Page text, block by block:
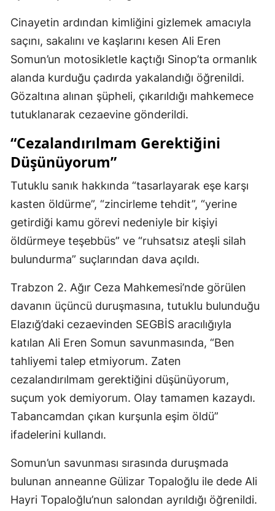
Cinayetin ardından kimliğini gizlemek amacıyla
saçını, sakalını ve kaşlarını kesen Ali Eren
Somun’un motosikletle kaçtığı Sinop’ta ormanlık
alanda kurduğu çadırda yakalandığı öğrenildi.
Gözaltına alınan şüpheli, çıkarıldığı mahkemece
tutuklanarak cezaevine gönderildi.
“Cezalandırılmam Gerektiğini
Düşünüyorum”
Tutuklu sanık hakkında “tasarlayarak eşe karşı
kasten öldürme”, “zincirleme tehdit”, “yerine
getirdiği kamu görevi nedeniyle bir kişiyi
öldürmeye teşebbüs” ve “ruhsatsız ateşli silah
bulundurma” suçlarından dava açıldı.
Trabzon 2. Ağır Ceza Mahkemesi’nde görülen
davanın üçüncü duruşmasına, tutuklu bulunduğu
Elazığ’daki cezaevinden SEGBİS aracılığıyla
katılan Ali Eren Somun savunmasında, “Ben
tahliyemi talep etmiyorum. Zaten
cezalandırılmam gerektiğini düşünüyorum,
suçum yok demiyorum. Olay tamamen kazaydı.
Tabancamdan çıkan kurşunla eşim öldü”
ifadelerini kullandı.
Somun’un savunması sırasında duruşmada
bulunan anneanne Gülizar Topaloğlu ile dede Ali
Hayri Topaloğlu’nun salondan ayrıldığı öğrenildi.